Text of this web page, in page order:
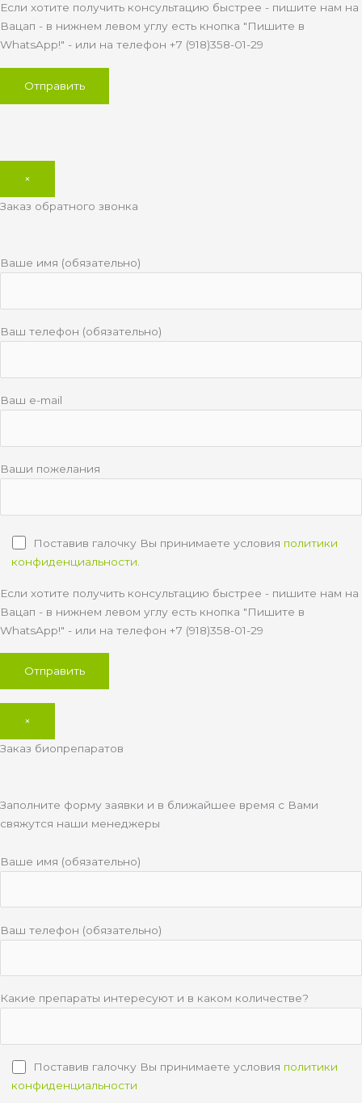
Если хотите получить консультацию быстрее - пишите нам на
Вацап - в нижнем левом углу есть кнопка "Пишите в
WhatsApp!" - или на телефон +7 (918)358-01-29
×
Заказ обратного звонка
Ваше имя (обязательно)
Ваш телефон (обязательно)
Ваш e-mail
Ваши пожелания
Поставив галочку Вы принимаете условия политики
конфиденциальности
Если хотите получить консультацию быстрее - пишите нам на
Вацап - в нижнем левом углу есть кнопка "Пишите в
WhatsApp!" - или на телефон +7 (918)358-01-29
×
Заказ биопрепаратов
Заполните форму заявки и в ближайшее время с Вами
свяжутся наши менеджеры
Ваше имя (обязательно)
Ваш телефон (обязательно)
Какие препараты интересуют и в каком количестве?
Поставив галочку Вы принимаете условия политики
конфиденциальности